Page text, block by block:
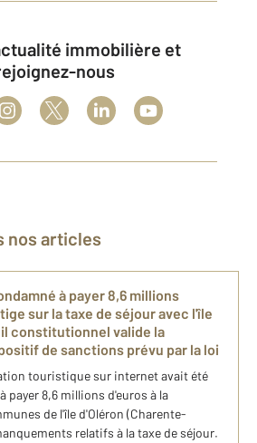
nous
nos articles
à payer 8,6 millions
sur la taxe de séjour avec l'île
constitutionnel valide la
de sanctions prévu par la loi
touristique sur internet avait été
payer 8,6 millions d'euros à la
de l'île d'Oléron (Charente-
relatifs à la taxe de séjour.